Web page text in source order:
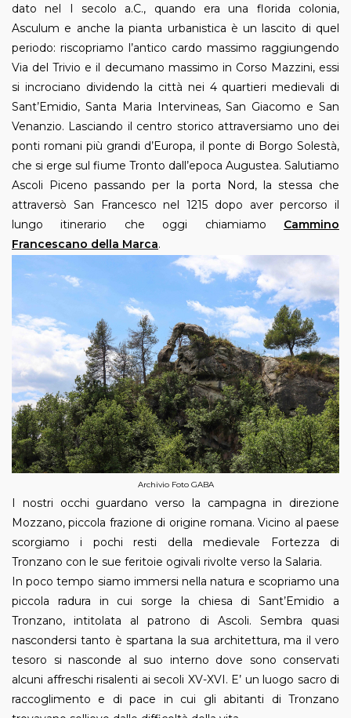
dato nel I secolo a.C., quando era una florida colonia,
Asculum e anche la pianta urbanistica è un lascito di quel
periodo: riscopriamo l’antico cardo massimo raggiungendo
Via del Trivio e il decumano massimo in Corso Mazzini, essi
si incrociano dividendo la città nei 4 quartieri medievali di
Sant’Emidio, Santa Maria Intervineas, San Giacomo e San
Venanzio. Lasciando il centro storico attraversiamo uno dei
ponti romani più grandi d’Europa, il ponte di Borgo Solestà,
che si erge sul fiume Tronto dall’epoca Augustea. Salutiamo
Ascoli Piceno passando per la porta Nord, la stessa che
attraversò San Francesco nel 1215 dopo aver percorso il
lungo itinerario che oggi chiamiamo Cammino
Francescano della Marca.
Archivio Foto GABA
I nostri occhi guardano verso la campagna in direzione
Mozzano, piccola frazione di origine romana. Vicino al paese
scorgiamo i pochi resti della medievale Fortezza di
Tronzano con le sue feritoie ogivali rivolte verso la Salaria.
In poco tempo siamo immersi nella natura e scopriamo una
piccola radura in cui sorge la chiesa di Sant’Emidio a
Tronzano, intitolata al patrono di Ascoli. Sembra quasi
nascondersi tanto è spartana la sua architettura, ma il vero
tesoro si nasconde al suo interno dove sono conservati
alcuni affreschi risalenti ai secoli XV-XVI. E’ un luogo sacro di
raccoglimento e di pace in cui gli abitanti di Tronzano